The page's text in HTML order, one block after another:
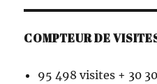
COMPTEUR DE
95 498 visites + 30